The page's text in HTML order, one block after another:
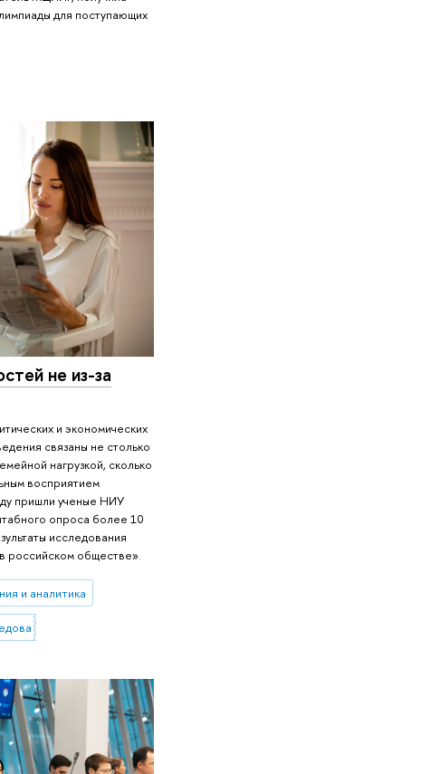
для поступающих
не из-за
и экономических
связаны не столько
нагрузкой, сколько
восприятием
пришли ученые НИУ
опроса более 10
исследования
российском обществе».
и аналитика